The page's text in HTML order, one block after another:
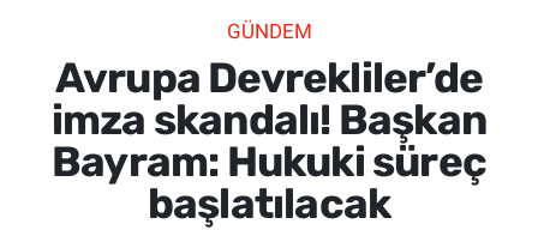
GÜNDEM
Avrupa Devrekliler’de
imza skandalı! Başkan
Bayram: Hukuki süreç
başlatılacak
SAĞLIK